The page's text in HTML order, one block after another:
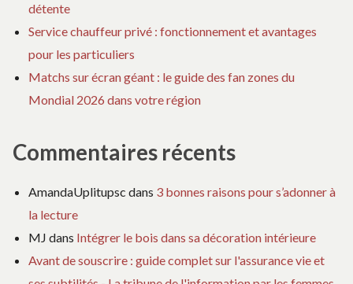
détente
Service chauffeur privé : fonctionnement et avantages
pour les particuliers
Matchs sur écran géant : le guide des fan zones du
Mondial 2026 dans votre région
Commentaires récents
AmandaUplitupsc dans 3 bonnes raisons pour s’adonner à
la lecture
MJ dans Intégrer le bois dans sa décoration intérieure
Avant de souscrire : guide complet sur l'assurance vie et